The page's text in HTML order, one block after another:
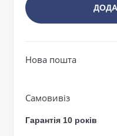
Нова пошта
Самовивіз
Гарантія 10 років